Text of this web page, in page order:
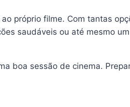
próprio filme. Com tantas
saudáveis ou até mesmo
boa sessão de cinema.